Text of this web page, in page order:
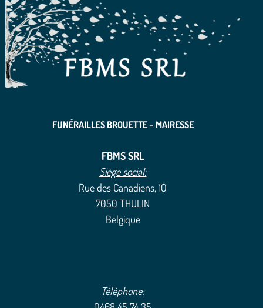
FUNÉRAILLES BROUETTE – MAIRESSE
FBMS SRL
Siège social:
Rue des Canadiens, 10
7050 THULIN
Belgique
Téléphone: